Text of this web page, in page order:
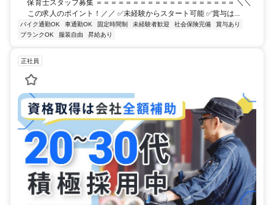
保育士スタッフ募集 ＝＝＝＝＝＝＝＝＝＝＝＝＝＝＝＝＝＝＝ ＼＼
この求人のポイント！／／ ✅未経験からスタート可能 ✅賞与は...
バイク通勤OK 車通勤OK 固定時間制 未経験者歓迎 社会保険完備
賞与あり
ブランクOK
服装自由 昇給あり
正社員